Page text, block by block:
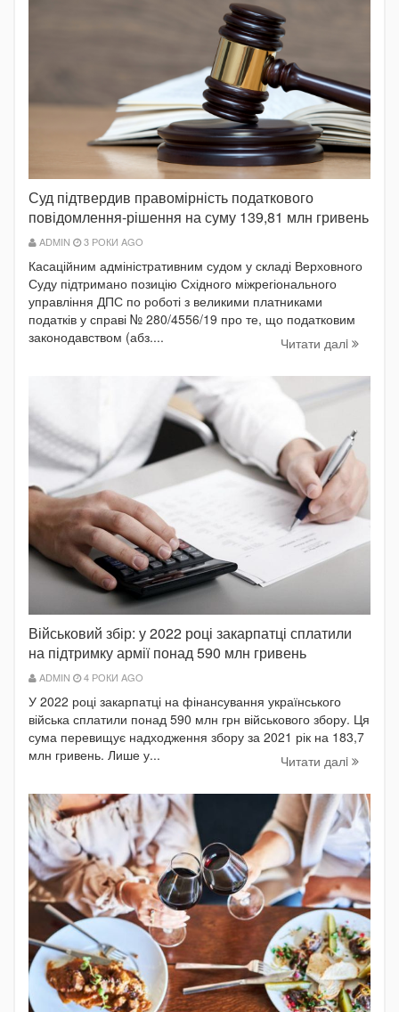
Суд підтвердив правомірність податкового
повідомлення-рішення на суму 139,81 млн гривень
ADMIN 3 РОКИ AGO
Касаційним адміністративним судом у складі Верховного
Суду підтримано позицію Східного міжрегіонального
управління ДПС по роботі з великими платниками
податків у справі № 280/4556/19 про те, що податковим
законодавством (абз....
Читати далi
Військовий збір: у 2022 році закарпатці сплатили
на підтримку армії понад 590 млн гривень
ADMIN 4 РОКИ AGO
У 2022 році закарпатці на фінансування українського
війська сплатили понад 590 млн грн військового збору. Ця
сума перевищує надходження збору за 2021 рік на 183,7
млн гривень. Лише у...
Читати далi